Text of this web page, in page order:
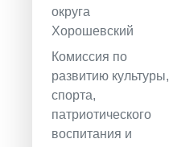
округа
Хорошевский
Комиссия по
развитию культуры,
спорта,
патриотического
воспитания и